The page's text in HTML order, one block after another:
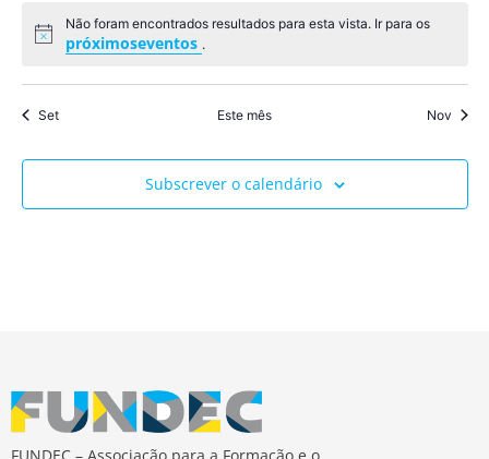
Aviso
Não foram encontrados resultados para esta vista. Ir para os
próximoseventos .
Set Este mês Nov
Subscrever o calendário